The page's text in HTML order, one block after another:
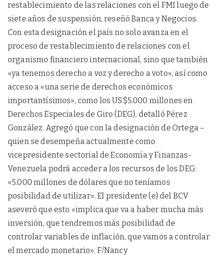
restablecimiento de las relaciones con el FMI luego de
siete años de suspensión, reseñó Banca y Negocios.
Con esta designación el país no solo avanza en el
proceso de restablecimiento de relaciones con el
organismo financiero internacional, sino que también
«ya tenemos derecho a voz y derecho a voto», así como
acceso a «una serie de derechos económicos
importantísimos», como los US$5.000 millones en
Derechos Especiales de Giro (DEG), detalló Pérez
González. Agregó que con la designación de Ortega –
quien se desempeña actualmente como
vicepresidente sectorial de Economía y Finanzas-
Venezuela podrá acceder a los recursos de los DEG:
«5.000 millones de dólares que no teníamos
posibilidad de utilizar». El presidente (e) del BCV
aseveró que esto «implica que va a haber mucha más
inversión, que tendremos más posibilidad de
controlar variables de inflación, que vamos a controlar
el mercado monetario». F/Nancy